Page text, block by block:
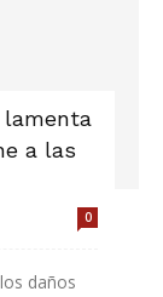
lamenta
a las
0
daños